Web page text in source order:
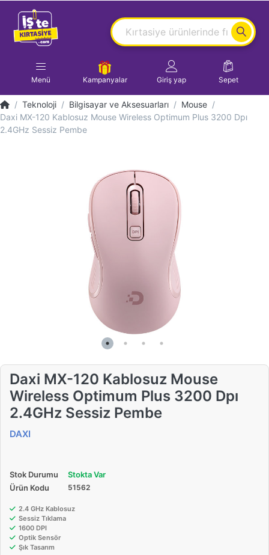
Menü Kampanyalar Giriş yap Sepet
Teknoloji Bilgisayar ve Aksesuarları
Mouse
Daxi MX-120 Kablosuz Mouse Wireless Optimum Plus 3200 Dpı
2.4GHz Sessiz Pembe
Daxi MX-120 Kablosuz Mouse
Wireless Optimum Plus 3200 Dpı
2.4GHz Sessiz Pembe
DAXI
Stok Durumu
Stokta Var
Ürün Kodu
51562
2.4 GHz Kablosuz
Sessiz Tıklama
1600 DPI
Optik Sensör
Şık Tasarım